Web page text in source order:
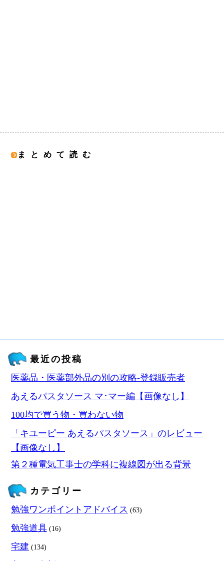
まとめて読む
最近の投稿
医薬品・医薬部外品の別の攻略‐登録販売者
あえるパスタソース マ･マー編【画像なし】
100均で買う物・買わない物
「キユーピー あえるパスタソース」のレビュー
【画像なし】
第２種電気工事士の学科に複線図が出る背景
カテゴリー
勉強ワンポイントアドバイス (63)
勉強道具 (16)
宅建 (134)